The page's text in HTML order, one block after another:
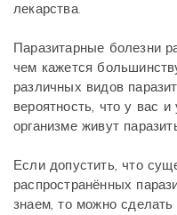
лекарства.
Паразитарные болезни
чем кажется
различных видов
вероятность, что у вас
организме живут
Если допустить, что
распространённых
знаем, то можно